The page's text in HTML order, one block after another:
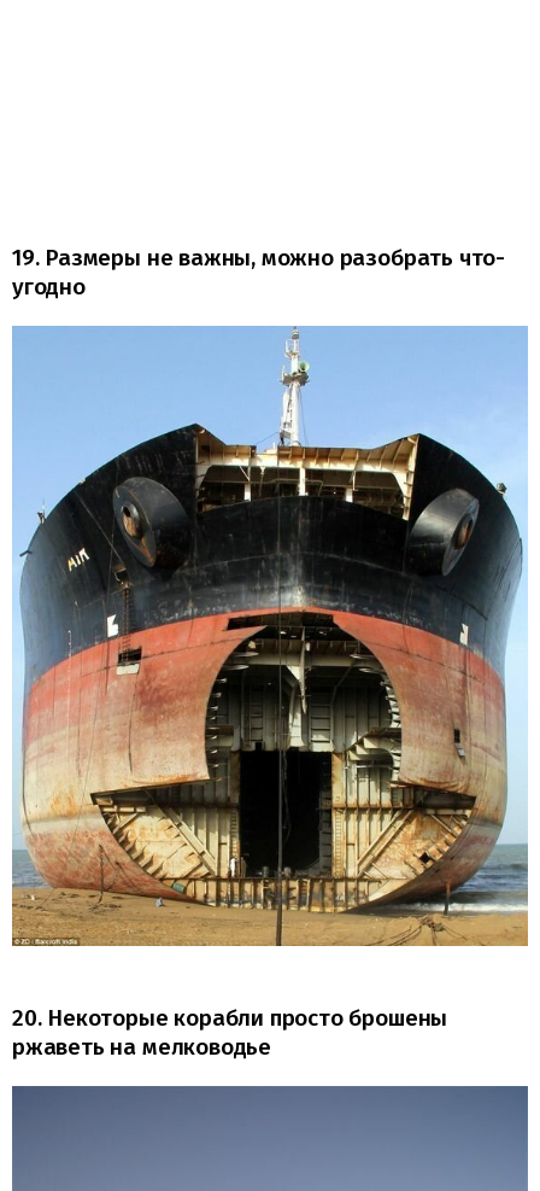
19. Размеры не важны, можно разобрать что-
угодно
20. Некоторые корабли просто брошены
ржаветь на мелководье